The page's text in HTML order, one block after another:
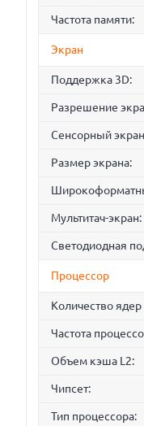
Частота памяти:
Экран
Поддержка 3D:
Разрешение
Сенсорный
Размер экрана:
Мультитач-экран:
Светодиодная
Процессор
Количество
Частота
Объем кэша L2:
Чипсет:
Тип процессора: